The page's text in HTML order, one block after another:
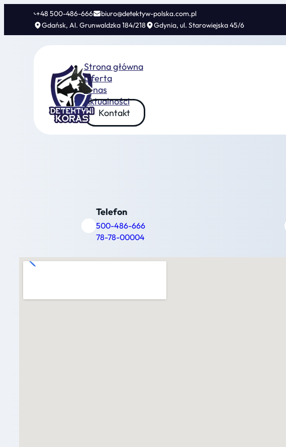
+48 500-486-666
biuro@detektyw-polska.com.pl
Gdańsk, Al. Grunwaldzka 184/218
Gdynia, ul. Starowiejska 45/6
Strona główna
Oferta
O nas
Aktualności
Kontakt
Telefon
500-486-666
78-78-00004